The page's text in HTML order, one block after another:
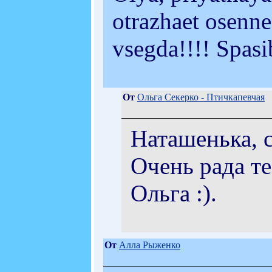
otrazhaet
vsegda!!!!
От Ольга Секерко - Птичкапевчая
Наташенька,
Очень рада
Ольга :).
От Алла Рыженко